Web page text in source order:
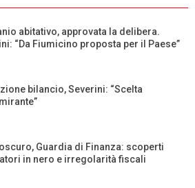
abitativo, approvata la delibera.
“Da Fiumicino proposta per il Paese”
bilancio, Severini: “Scelta
Guardia di Finanza: scoperti
in nero e irregolarità fiscali